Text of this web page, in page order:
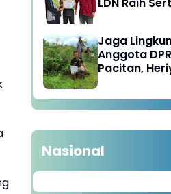
Karesidenan
Raya
Jaga
Anggota
Pacitan,
Tebang 100
diganti
Nasional